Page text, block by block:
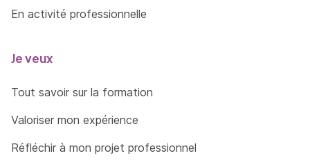
En activité professionnelle
Je veux
Tout savoir sur la formation
Valoriser mon expérience
Réfléchir à mon projet professionnel